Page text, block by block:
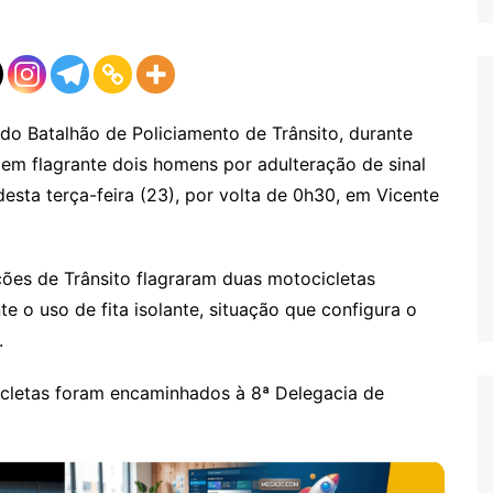
Batalhão de Policiamento de Trânsito, durante
flagrante dois homens por adulteração de sinal
terça-feira (23), por volta de 0h30, em Vicente
de Trânsito flagraram duas motocicletas
o uso de fita isolante, situação que configura o
foram encaminhados à 8ª Delegacia de